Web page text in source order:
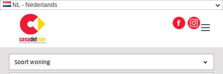
NL - Nederlands
Soort woning